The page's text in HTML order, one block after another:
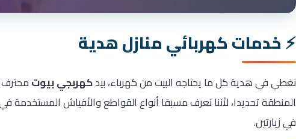
خدمات كهربائي منازل هدية
نغطي في هدية كل ما يحتاجه البيت من كهرباء، بيدكهربجي بيوت محترف
المنطقة تحديدا، لأننا نعرف مسبقا أنواع القواطع والأفياش المستخدمة
في زيارتين.